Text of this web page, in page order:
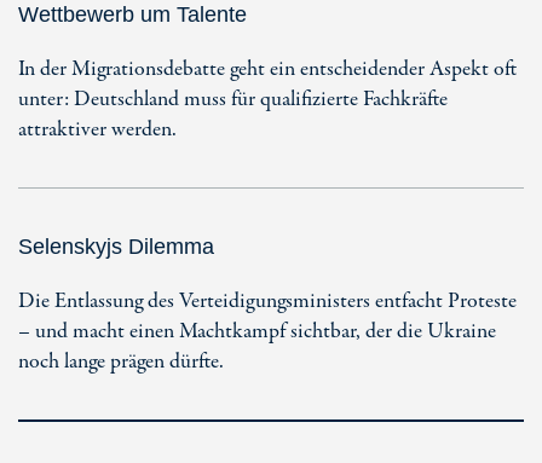
Wettbewerb um Talente
In der Migrationsdebatte geht ein entscheidender Aspekt oft
unter: Deutschland muss für qualifizierte Fachkräfte
attraktiver werden.
Selenskyjs Dilemma
Die Entlassung des Verteidigungsministers entfacht Proteste
– und macht einen Machtkampf sichtbar, der die Ukraine
noch lange prägen dürfte.